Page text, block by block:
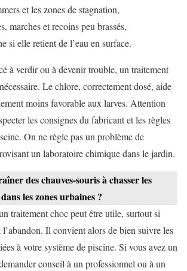
et les zones de stagnation,
marches et recoins peu brassés,
si elle retient de l’eau en surface.
à verdir ou à devenir trouble, un traitement
Le chlore, correctement dosé, aide
moins favorable aux larves. Attention
les consignes du fabricant et les règles
On ne règle pas un problème de
un laboratoire chimique dans le jardin.
des chauves-souris à chasser les
les zones urbaines ?
traitement choc peut être utile, surtout si
l’abandon. Il convient alors de bien suivre les
à votre système de piscine. Si vous avez un
conseil à un professionnel ou à un